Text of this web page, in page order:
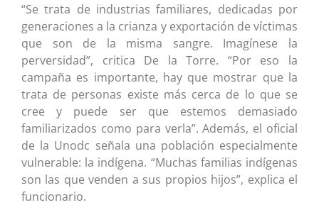
“Se trata de industrias familiares, dedicadas por
generaciones a la crianza y exportación de víctimas
que son de la misma sangre. Imagínese la
perversidad”, critica De la Torre. “Por eso la
campaña es importante, hay que mostrar que la
trata de personas existe más cerca de lo que se
cree y puede ser que estemos demasiado
familiarizados como para verla”. Además, el oficial
de la Unodc señala una población especialmente
vulnerable: la indígena. “Muchas familias indígenas
son las que venden a sus propios hijos”, explica el
funcionario.